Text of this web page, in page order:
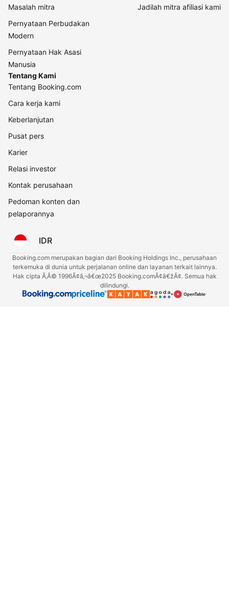
Masalah mitra
Pernyataan Perbudakan
Modern
Pernyataan Hak Asasi
Manusia
Jadilah mitra afiliasi kami
Tentang Kami
Tentang Booking.com
Cara kerja kami
Keberlanjutan
Pusat pers
Karier
Relasi investor
Kontak perusahaan
Pedoman konten dan
pelaporannya
IDR
Booking.com merupakan bagian dari Booking Holdings Inc., perusahaan
terkemuka di dunia untuk perjalanan online dan layanan terkait lainnya.
Hak cipta Ã‚Â© 1996Ã¢â‚¬â€œ2025 Booking.comÃ¢â€žÂ¢. Semua hak
dilindungi.